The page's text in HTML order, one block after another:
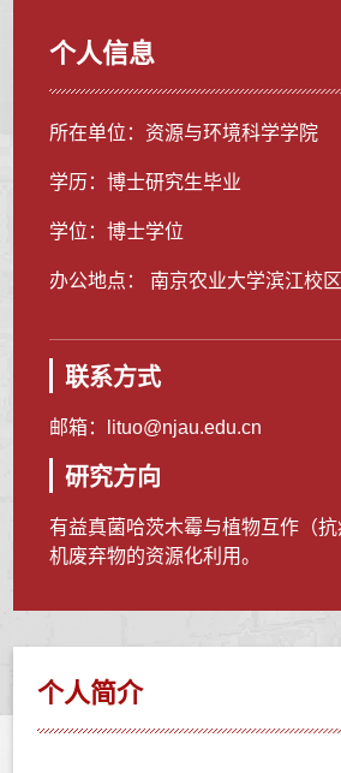
个人信息
所在单位：资源与环境科学学院
学历：博士研究生毕业
学位：博士学位
办公地点： 南京农业大学滨江校
联系方式
邮箱： lituo@njau.edu.cn
研究方向
有益真菌哈茨木霉与植物互作（
机废弃物的资源化利用。
个人简介